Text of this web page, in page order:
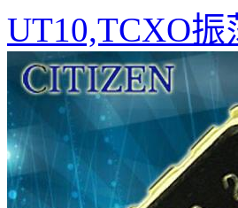
UT10,TCXO振